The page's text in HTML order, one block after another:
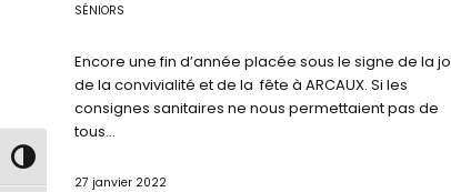
Passer en contraste élevé
SÉNIORS
Encore une fin d’année placée sous le signe de la
de la convivialité et de la fête à ARCAUX. Si les
consignes sanitaires ne nous permettaient pas de
tous…
27 janvier 2022